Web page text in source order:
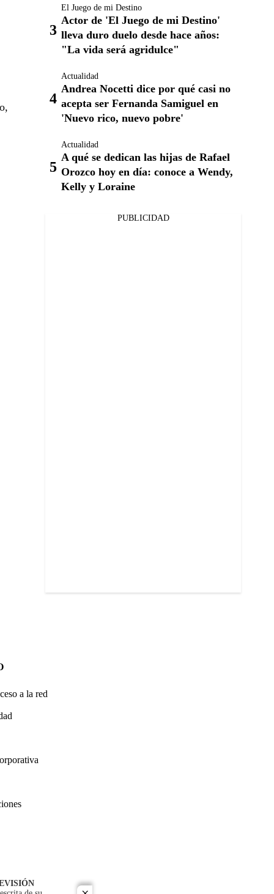
El Juego de mi Destino
Actor de 'El Juego de mi Destino'
lleva duro duelo desde hace años:
"La vida será agridulce"
Actualidad
Andrea Nocetti dice por qué casi no
acepta ser Fernanda Samiguel en
'Nuevo rico, nuevo pobre'
Actualidad
A qué se dedican las hijas de Rafael
Orozco hoy en día: conoce a Wendy,
Kelly y Loraine
PUBLICIDAD
a la red